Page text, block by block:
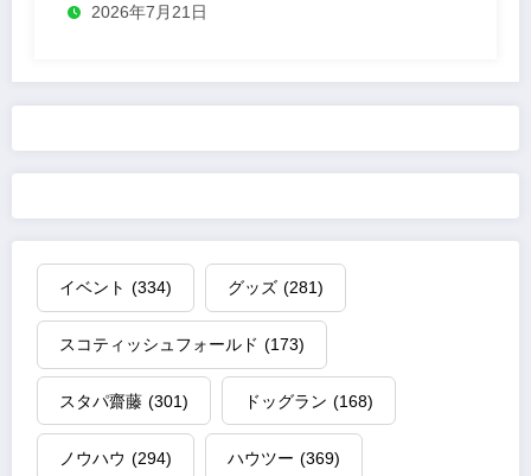
2026年7月21日
イベント (334) グッズ (281)
スコティッシュフォールド (173)
スタパ齋藤 (301) ドッグラン (168)
ノウハウ (294) ハウツー (369)